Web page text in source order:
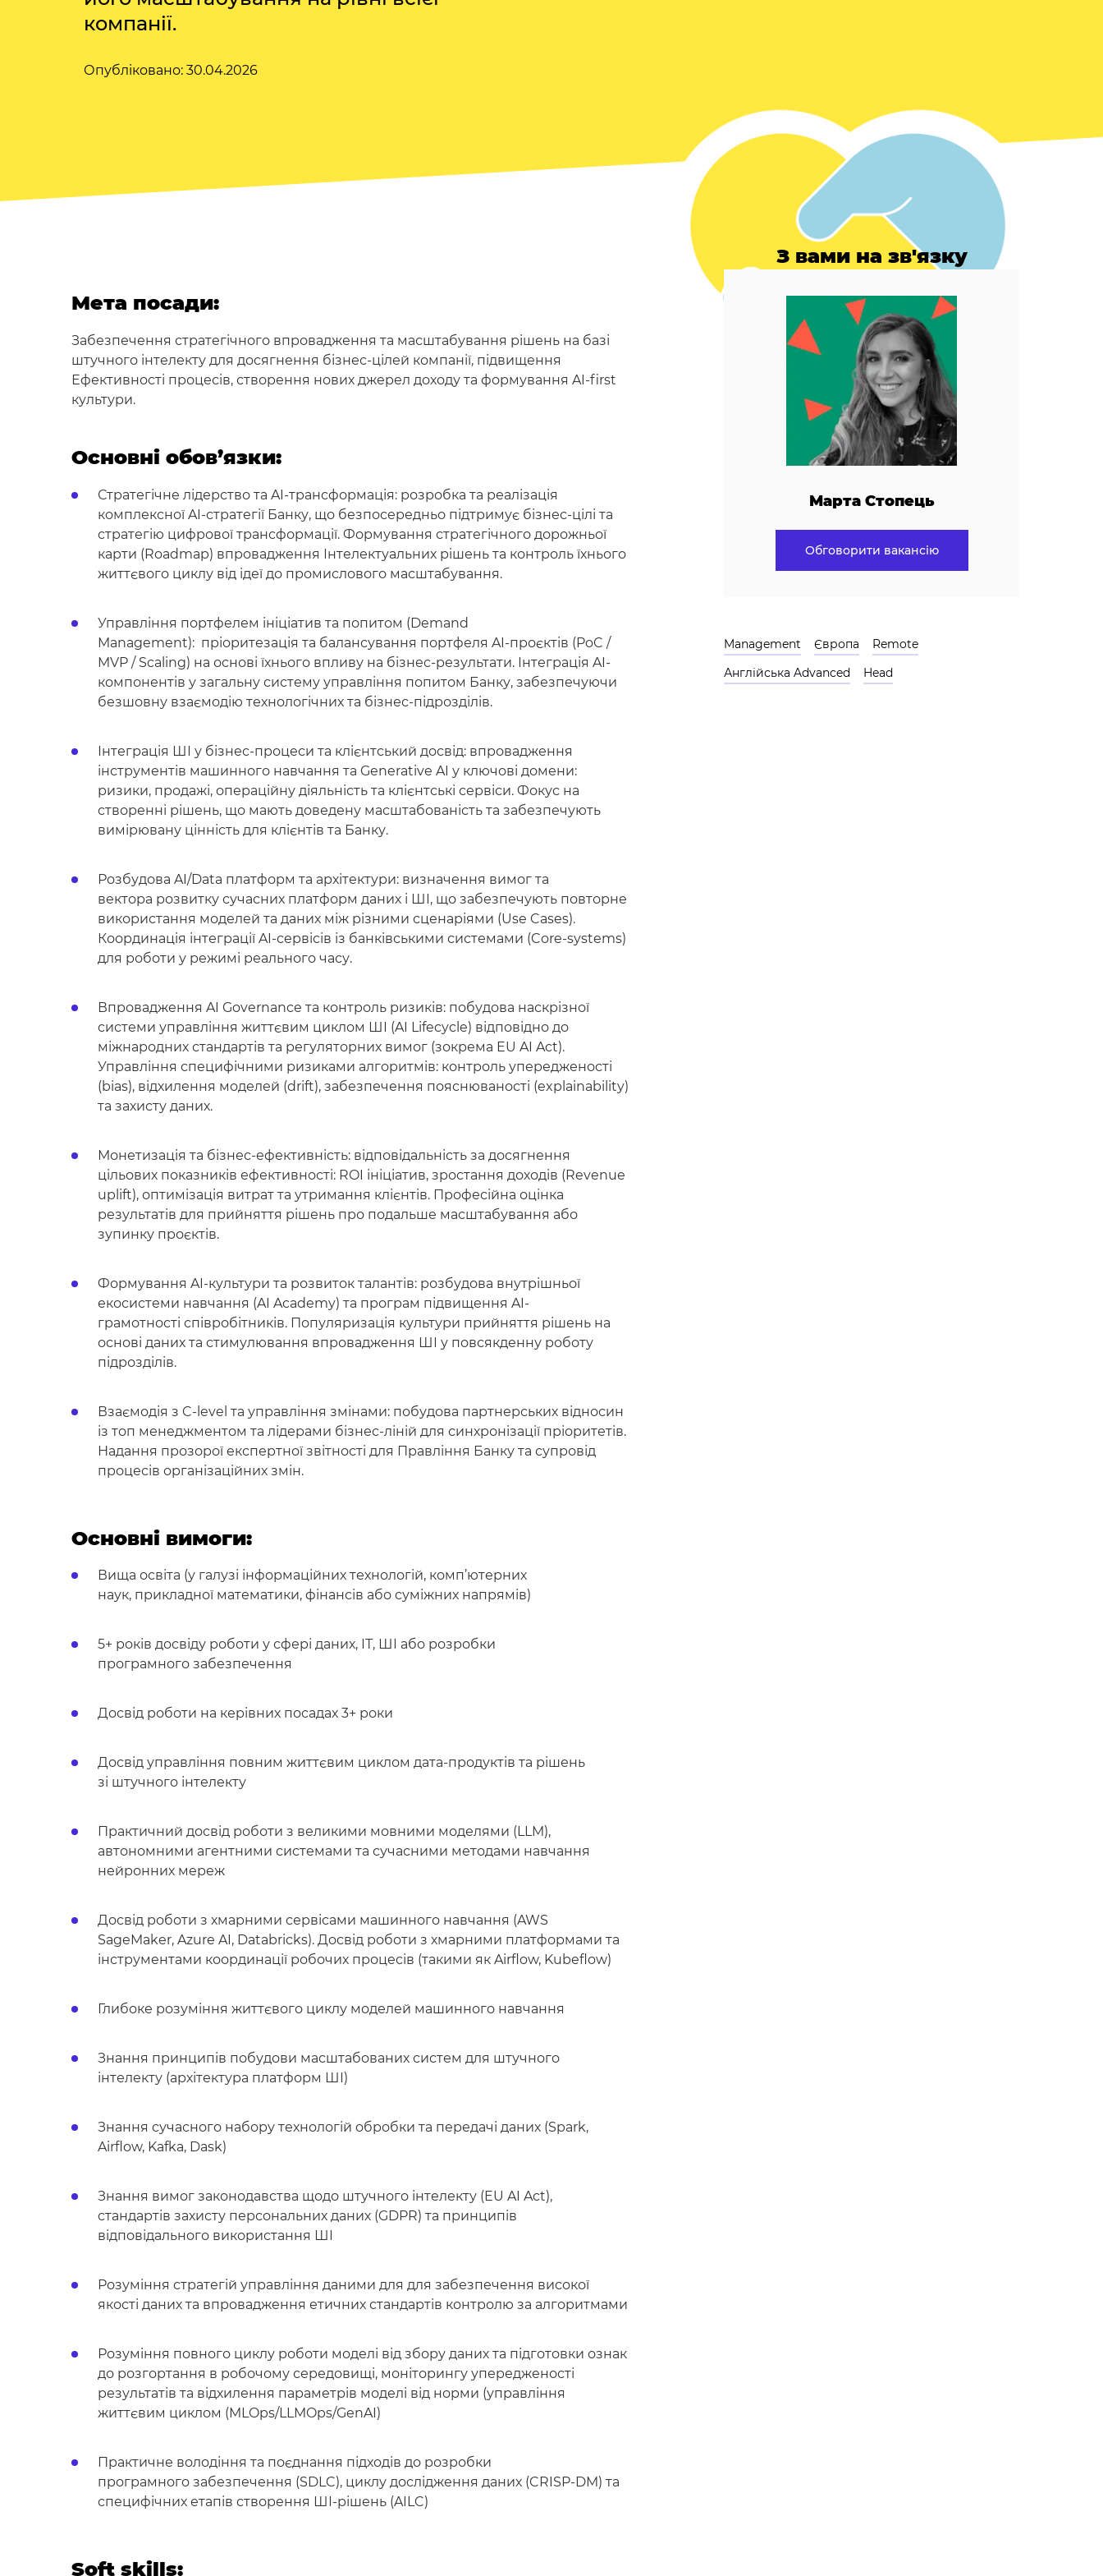
компанії.
Опубліковано: 30.04.2026
Мета посади:
Забезпечення стратегічного впровадження та масштабування рішень на базі
штучного інтелекту для досягнення бізнес-цілей компанії, підвищення
Ефективності процесів, створення нових джерел доходу та формування AI-first
культури.
Основні обов’язки:
Стратегічне лідерство та AI-трансформація: розробка та реалізація
комплексної AI-стратегії Банку, що безпосередньо підтримує бізнес-цілі та
стратегію цифрової трансформації. Формування стратегічного дорожньої
карти (Roadmap) впровадження Інтелектуальних рішень та контроль їхнього
життєвого циклу від ідеї до промислового масштабування.
Управління портфелем ініціатив та попитом (Demand
Management): пріоритезація та балансування портфеля AI-проєктів (PoC /
MVP / Scaling) на основі їхнього впливу на бізнес-результати. Інтеграція AI-
компонентів у загальну систему управління попитом Банку, забезпечуючи
безшовну взаємодію технологічних та бізнес-підрозділів.
Інтеграція ШІ у бізнес-процеси та клієнтський досвід: впровадження
інструментів машинного навчання та Generative AI у ключові домени:
ризики, продажі, операційну діяльність та клієнтські сервіси. Фокус на
створенні рішень, що мають доведену масштабованість та забезпечують
вимірювану цінність для клієнтів та Банку.
Розбудова AI/Data платформ та архітектури: визначення вимог та
вектора розвитку сучасних платформ даних і ШІ, що забезпечують повторне
використання моделей та даних між різними сценаріями (Use Cases).
Координація інтеграції AI-сервісів із банківськими системами (Core-systems)
для роботи у режимі реального часу.
Впровадження AI Governance та контроль ризиків: побудова наскрізної
системи управління життєвим циклом ШІ (AI Lifecycle) відповідно до
міжнародних стандартів та регуляторних вимог (зокрема EU AI Act).
Управління специфічними ризиками алгоритмів: контроль упередженості
(bias), відхилення моделей (drift), забезпечення пояснюваності (explainability)
та захисту даних.
Монетизація та бізнес-ефективність: відповідальність за досягнення
цільових показників ефективності: ROI ініціатив, зростання доходів (Revenue
uplift), оптимізація витрат та утримання клієнтів. Професійна оцінка
результатів для прийняття рішень про подальше масштабування або
зупинку проєктів.
Формування AI-культури та розвиток талантів: розбудова внутрішньої
екосистеми навчання (AI Academy) та програм підвищення AI-
грамотності співробітників. Популяризація культури прийняття рішень на
основі даних та стимулювання впровадження ШІ у повсякденну роботу
підрозділів.
Взаємодія з C-level та управління змінами: побудова партнерських відносин
із топ менеджментом та лідерами бізнес-ліній для синхронізації пріоритетів.
Надання прозорої експертної звітності для Правління Банку та супровід
процесів організаційних змін.
Основні вимоги:
Вища освіта (у галузі інформаційних технологій, комп’ютерних
наук, прикладної математики, фінансів або суміжних напрямів)
5+ років досвіду роботи у сфері даних, ІТ, ШІ або розробки
програмного забезпечення
Досвід роботи на керівних посадах 3+ роки
Досвід управління повним життєвим циклом дата-продуктів та рішень
зі штучного інтелекту
Практичний досвід роботи з великими мовними моделями (LLM),
автономними агентними системами та сучасними методами навчання
нейронних мереж
Досвід роботи з хмарними сервісами машинного навчання (AWS
SageMaker, Azure AI, Databricks). Досвід роботи з хмарними платформами та
інструментами координації робочих процесів (такими як Airflow, Kubeflow)
Глибоке розуміння життєвого циклу моделей машинного навчання
Знання принципів побудови масштабованих систем для штучного
інтелекту (архітектура платформ ШІ)
Знання сучасного набору технологій обробки та передачі даних (Spark,
Airflow, Kafka, Dask)
Знання вимог законодавства щодо штучного інтелекту (EU AI Act),
стандартів захисту персональних даних (GDPR) та принципів
відповідального використання ШІ
Розуміння стратегій управління даними для для забезпечення високої
якості даних та впровадження етичних стандартів контролю за алгоритмами
Розуміння повного циклу роботи моделі від збору даних та підготовки ознак
до розгортання в робочому середовищі, моніторингу упередженості
результатів та відхилення параметрів моделі від норми (управління
життєвим циклом (MLOps/LLMOps/GenAI)
Практичне володіння та поєднання підходів до розробки
програмного забезпечення (SDLC), циклу дослідження даних (CRISP-DM) та
специфічних етапів створення ШІ-рішень (AILC)
Soft skills:
З вами на зв'язку
Марта Стопець
Обговорити вакансію
Management Європа
Remote
Англійська Advanced
Head